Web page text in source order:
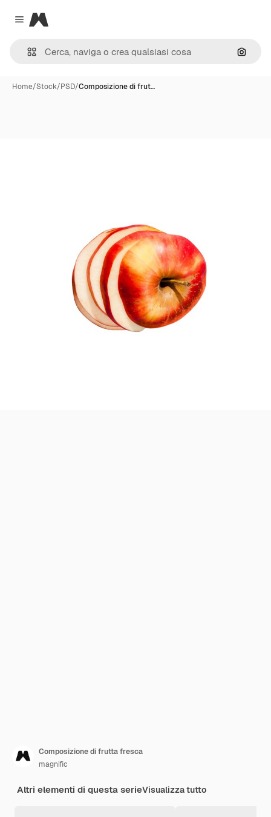
Close menu
Magnific
Cerca
Home/Stock/PSD/Composizione di frut…
Composizione di frutta fresca
magnific
Altri elementi di questa serieVisualizza tutto